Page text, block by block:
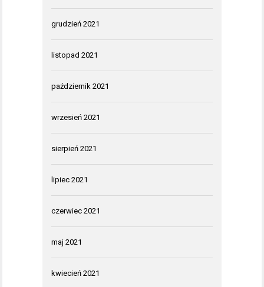
grudzień 2021
listopad 2021
październik 2021
wrzesień 2021
sierpień 2021
lipiec 2021
czerwiec 2021
maj 2021
kwiecień 2021